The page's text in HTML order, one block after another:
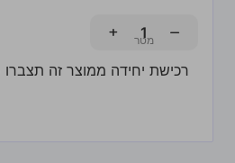
−
+
רכישת יחידה ממוצר זה תצברו 5 נקודות!